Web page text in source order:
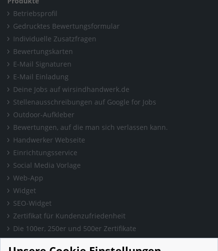
Betriebsprofil
Gedrucktes Bewertungsformular
Individuelle Zusatzfragen
Bewertungskarten
E-Mail Signaturen
E-Mail Einladung
Deine Jobs auf wirsindhandwerk.de
Stellenausschreibungen auf Google for Jobs
Outdoor-Aufkleber
Bewertungen, auf die man sich verlassen kann.
Handwerker Webseite
Einrichtungsservice
Social Media Vorlage
Web-App
Widget
SEO-Widget
Zertifikat für Kundenzufriedenheit
Die 100er, 250er und 500er Zertifikate
Presse & Wissen